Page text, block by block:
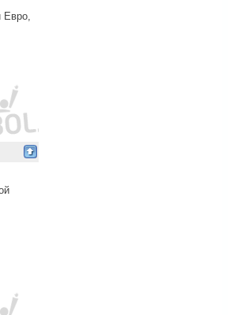
Евро,